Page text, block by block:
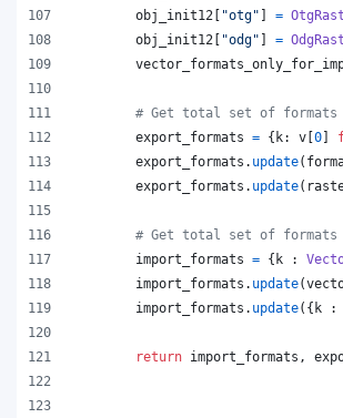
obj_init12 [ "otg" ] =
obj_init12 [ "odg" ] =
# Get total set of formats
export_formats = { k: v [0]
export_formats . update(
export_formats . update(
# Get total set of formats
import_formats = { k :
import_formats . update(
import_formats . update({ k :
return import_formats ,